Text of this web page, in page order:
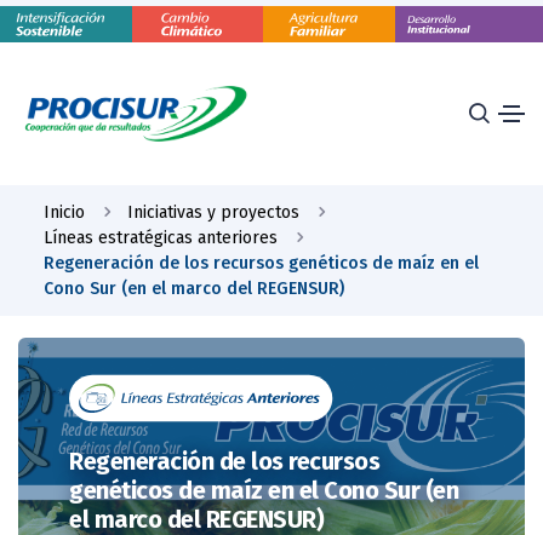
Inicio
Iniciativas y proyectos
Líneas estratégicas anteriores
Regeneración de los recursos genéticos de maíz en el
Cono Sur (en el marco del REGENSUR)
Regeneración de los recursos
genéticos de maíz en el Cono Sur (en
el marco del REGENSUR)